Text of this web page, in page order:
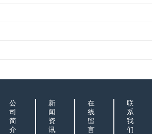
公
司
简
介
新
闻
资
讯
在
线
留
言
联
系
我
们